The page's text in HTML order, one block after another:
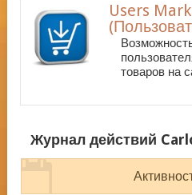
Users
товаров на
Журнал действий